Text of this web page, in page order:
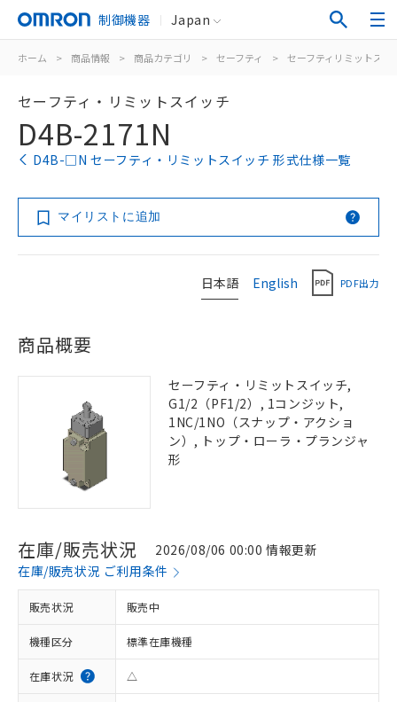
制御機器 Japan
ホーム > 商品情報 > 商品カテゴリ > セーフティ > セーフティリミットスイ
セーフティ・リミットスイッチ
D4B-2171N
D4B-□N セーフティ・リミットスイッチ 形式仕様一覧
マイリストに追加
日本語 English PDF出力
商品概要
セーフティ・リミットスイッチ,
G1/2（PF1/2）, 1コンジット,
1NC/1NO（スナップ・アクショ
ン）, トップ・ローラ・プランジャ
形
在庫/販売状況
2026/08/06 00:00 情報更新
在庫/販売状況 ご利用条件
販売状況 販売中
機種区分 標準在庫機種
在庫状況 △